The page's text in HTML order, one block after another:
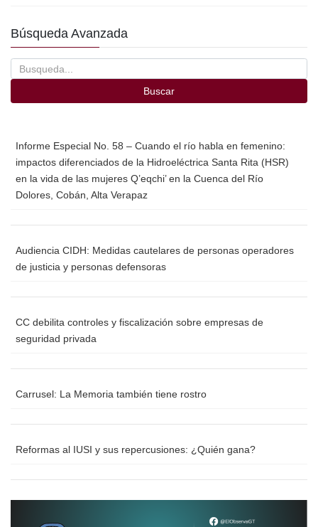
k
Búsqueda Avanzada
Buscar
Informe Especial No. 58 – Cuando el río habla en femenino:
impactos diferenciados de la Hidroeléctrica Santa Rita (HSR)
en la vida de las mujeres Q’eqchi’ en la Cuenca del Río
Dolores, Cobán, Alta Verapaz
Audiencia CIDH: Medidas cautelares de personas operadores
de justicia y personas defensoras
CC debilita controles y fiscalización sobre empresas de
seguridad privada
Carrusel: La Memoria también tiene rostro
Reformas al IUSI y sus repercusiones: ¿Quién gana?